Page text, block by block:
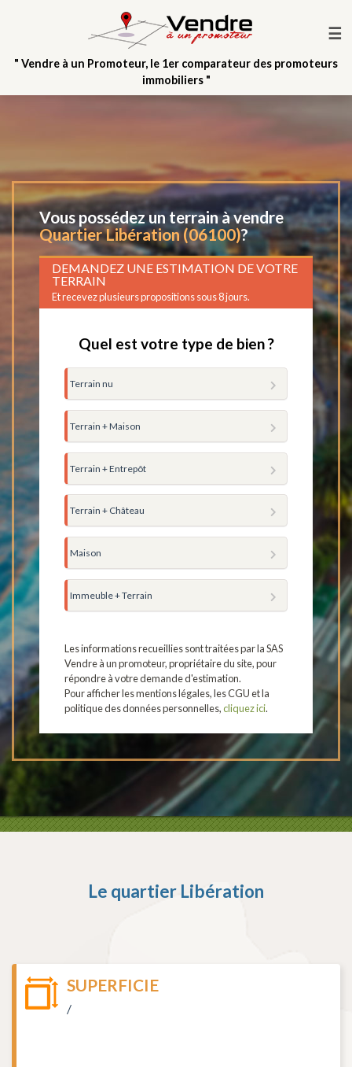
☰
" Vendre à un Promoteur, le 1er comparateur des promoteurs
immobiliers "
Vous possédez un terrain à vendre
Quartier Libération (06100)?
DEMANDEZ UNE ESTIMATION DE VOTRE
TERRAIN
Et recevez plusieurs propositions sous 8 jours.
Quel est votre type de bien ?
Terrain nu
Terrain + Maison
Terrain + Entrepôt
Terrain + Château
Maison
Immeuble + Terrain
Les informations recueillies sont traitées par la SAS
Vendre à un promoteur, propriétaire du site, pour
répondre à votre demande d'estimation.
Pour afficher les mentions légales, les CGU et la
politique des données personnelles,cliquez ici.
Le quartier Libération
SUPERFICIE
/